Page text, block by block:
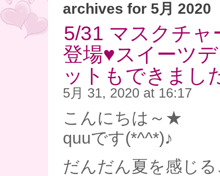
archives for 5月 2020
5/31 マスクチャ
登場♥スイーツ
ットもできまし
5月 31, 2020 at 16:17
こんにちは～★
quuです(*^^*)♪
だんだん夏を感じ